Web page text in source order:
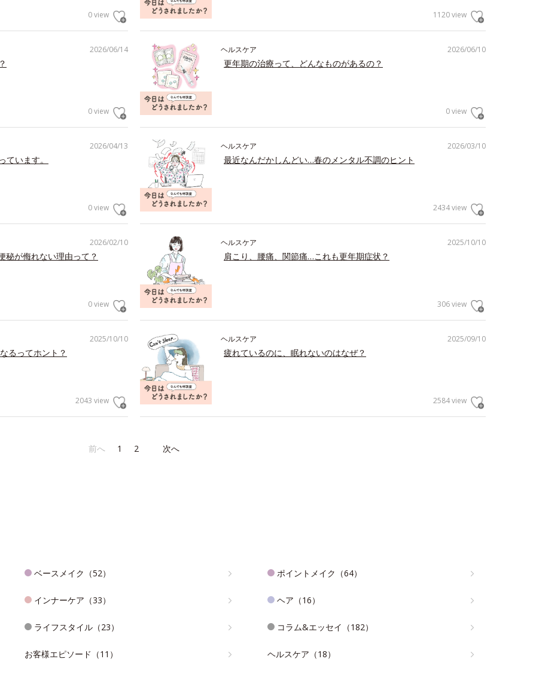
0 view 1120 view
2026/06/14
0 view
2026/06/10
ヘルスケア
更年期の治療って、どんなものがあるの？
0 view
2026/04/13
います。
0 view
2026/03/10
ヘルスケア
最近なんだかしんどい…春のメンタル不調のヒント
2434 view
2026/02/10
秘が侮れない理由って？
0 view
2025/10/10
ヘルスケア
肩こり、腰痛、関節痛…これも更年期症状？
306 view
2025/10/10
るってホント？
2043 view
2025/09/10
ヘルスケア
疲れているのに、眠れないのはなぜ？
2584 view
前へ 1 2 次へ
ベースメイク（52） ポイントメイク（64）
インナーケア（33） ヘア（16）
ライフスタイル（23） コラム&エッセイ（182）
お客様エピソード（11） ヘルスケア（18）